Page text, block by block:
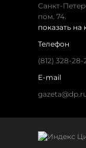
Санкт-
пом. 74.
показать на
Телефон
(812) 328-28-
E-mail